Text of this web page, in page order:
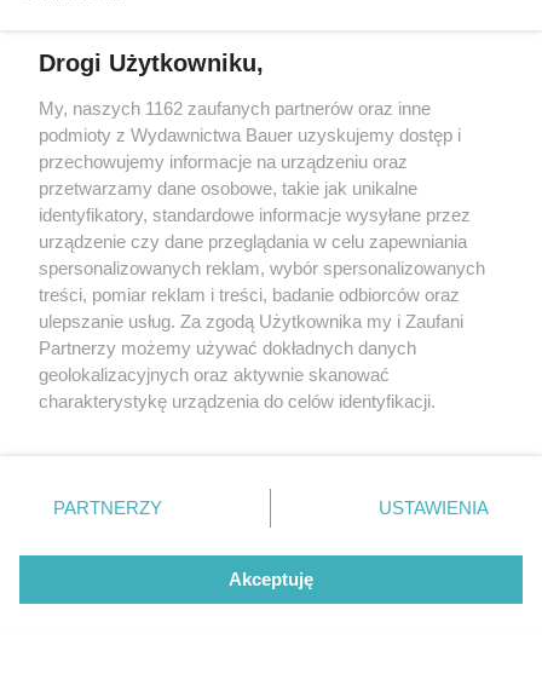
Joanna Przetakiewicz kiedyś i dziś – zobacz, jak
wyglądała w młodości. Te stare zdjęcia to hit!
Drogi Użytkowniku,
My, naszych 1162 zaufanych partnerów oraz inne
podmioty z Wydawnictwa Bauer uzyskujemy dostęp i
przechowujemy informacje na urządzeniu oraz
przetwarzamy dane osobowe, takie jak unikalne
identyfikatory, standardowe informacje wysyłane przez
urządzenie czy dane przeglądania w celu zapewniania
spersonalizowanych reklam, wybór spersonalizowanych
treści, pomiar reklam i treści, badanie odbiorców oraz
ulepszanie usług. Za zgodą Użytkownika my i Zaufani
Partnerzy możemy używać dokładnych danych
geolokalizacyjnych oraz aktywnie skanować
charakterystykę urządzenia do celów identyfikacji.
zmienić/wycofać klikając przycisk ustawień prywatności
znajdujący się w lewym dolnym rogu strony
rodzaje przetwarzania danych nie wymagają zgody
użytkownika, ale masz prawo sprzeciwić się takiemu
PARTNERZY USTAWIENIA
Akceptuję